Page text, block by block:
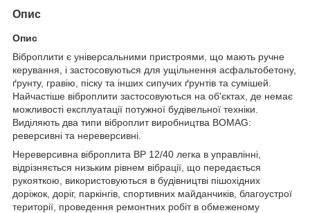
Опис
Опис
Віброплити є універсальними пристроями, що мають ручне
керування, і застосовуються для ущільнення асфальтобетону,
ґрунту, гравію, піску та інших сипучих ґрунтів та сумішей.
Найчастіше віброплити застосовуються на об'єктах, де немає
можливості експлуатації потужної будівельної техніки.
Виділяють два типи віброплит виробництва BOMAG:
реверсивні та нереверсивні.
Нереверсивна віброплита BP 12/40 легка в управлінні,
відрізняється низьким рівнем вібрації, що передається
рукояткою, використовуються в будівництві пішохідних
доріжок, доріг, паркінгів, спортивних майданчиків, благоустрої
території, проведення ремонтних робіт в обмеженому